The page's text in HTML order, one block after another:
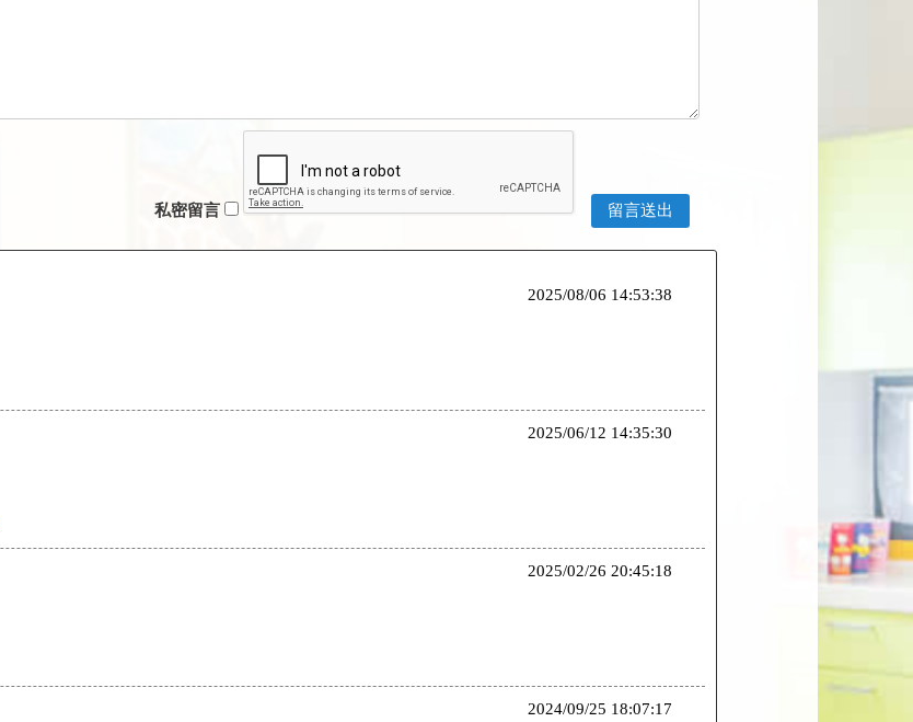
私密留言
2025/08/06 14:53:38
2025/06/12 14:35:30
2025/02/26 20:45:18
2024/09/25 18:07:17